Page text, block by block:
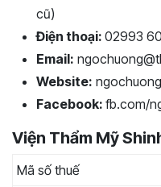
cũ)
Điện thoại: 02993
Email:
Website:
Facebook: fb.com/
Viện Thẩm Mỹ
Mã số thuế